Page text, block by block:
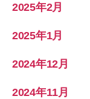
2025年2月
2025年1月
2024年12月
2024年11月